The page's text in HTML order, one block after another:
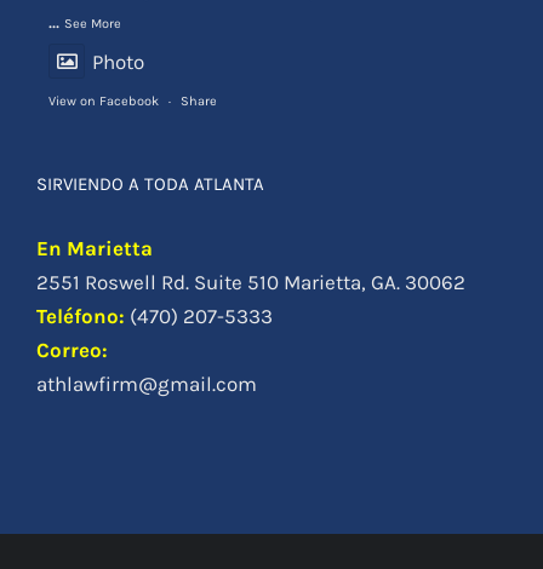
... See More
Photo
View on Facebook · Share
SIRVIENDO A TODA ATLANTA
En Marietta
2551 Roswell Rd. Suite 510 Marietta, GA. 30062
Teléfono: (470) 207-5333
Correo:
athlawfirm@gmail.com